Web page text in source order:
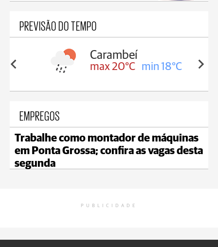
PREVISÃO DO TEMPO
18°C
Carambeí
max 20°C min 18°C
EMPREGOS
Trabalhe como montador de máquinas
em Ponta Grossa; confira as vagas desta
segunda
PUBLICIDADE